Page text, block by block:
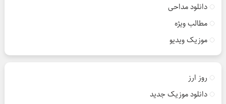
دانلود مداحی
مطالب ویژه
موزیک ویدیو
روز ارز
دانلود موزیک جدید